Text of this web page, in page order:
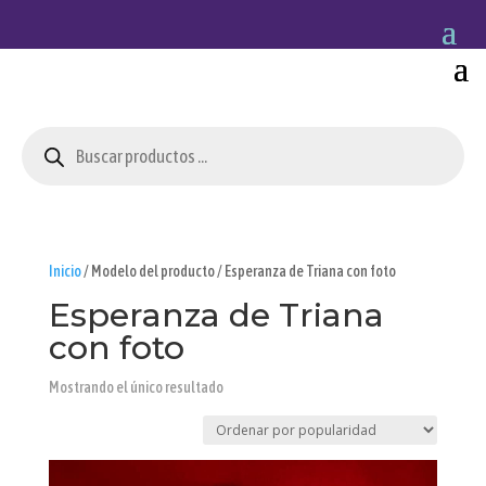
productos
Inicio/ Modelo del producto / Esperanza de Triana con foto
Esperanza de Triana
con foto
Mostrando el único resultado